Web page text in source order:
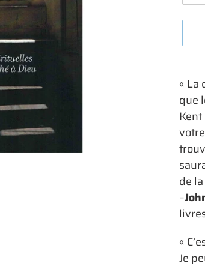
d'un
à
votre
« La
que
de
–
«
Je